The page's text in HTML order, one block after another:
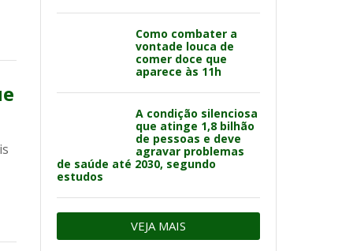
Como combater a
vontade louca de
comer doce que
aparece às 11h
A condição silenciosa
que atinge 1,8 bilhão
de pessoas e deve
agravar problemas
de saúde até 2030, segundo
estudos
VEJA MAIS